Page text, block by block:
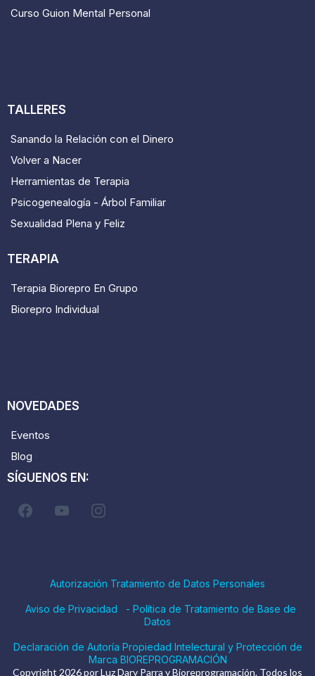
Curso Guion Mental Personal
TALLERES
Sanando la Relación con el Dinero
Volver a Nacer
Herramientas de Terapia
Psicogenealogía - Árbol Familiar
Sexualidad Plena y Feliz
TERAPIA
Terapia Biorepro En Grupo
Biorepro Individual
NOVEDADES
Eventos
Blog
SÍGUENOS EN:
Autorización Tratamiento de Datos Personales
Aviso de Privacidad - Política de Tratamiento de Base de
Datos
Declaración de Autoría Propiedad Intelectural y Protección de
Marca BIOREPROGRAMACIÓN
Copyright 2026 por Luz Dary Parra y Bioreprogramación. Todos los